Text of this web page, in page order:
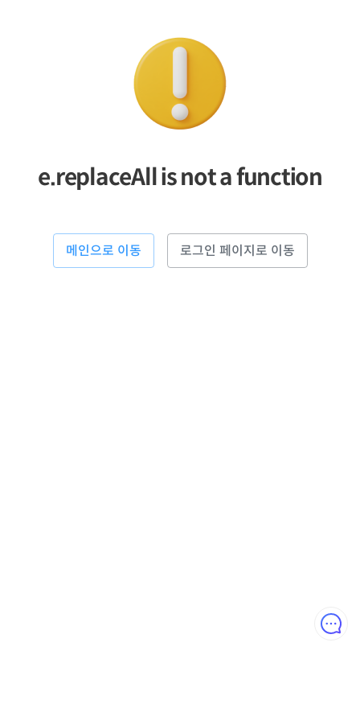
e.replaceAll is not a function
메인으로 이동 로그인 페이지로 이동